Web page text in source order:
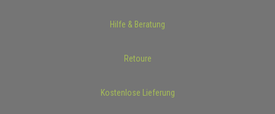
Hilfe & Beratung
Retoure
Kostenlose Lieferung